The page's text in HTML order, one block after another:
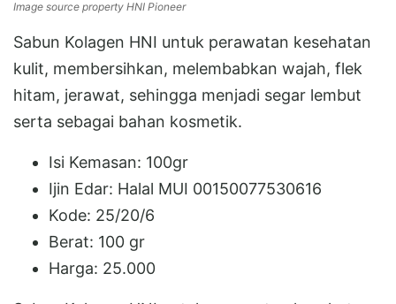
Image source property HNI Pioneer
Sabun Kolagen HNI untuk perawatan kesehatan
kulit, membersihkan, melembabkan wajah, flek
hitam, jerawat, sehingga menjadi segar lembut
serta sebagai bahan kosmetik.
Isi Kemasan: 100gr
Ijin Edar: Halal MUI 00150077530616
Kode: 25/20/6
Berat: 100 gr
Harga: 25.000